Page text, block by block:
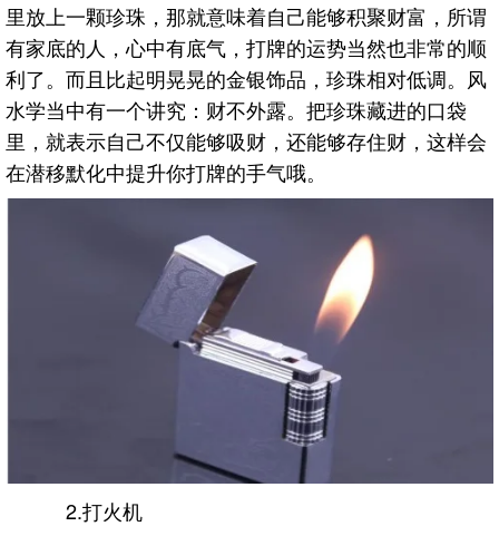
里放上一颗珍珠，那就意味着自己能够积聚财富，所谓
有家底的人，心中有底气，打牌的运势当然也非常的顺
利了。而且比起明晃晃的金银饰品，珍珠相对低调。风
水学当中有一个讲究：财不外露。把珍珠藏进的口袋
里，就表示自己不仅能够吸财，还能够存住财，这样会
在潜移默化中提升你打牌的手气哦。
2.打火机